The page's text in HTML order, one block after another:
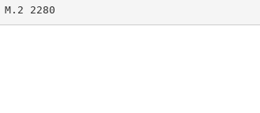
M.2 2280